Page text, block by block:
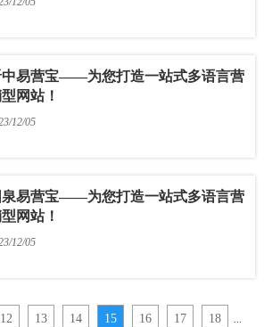
中易营宝——为您打造一站式多语言营
网站！
12/05
泉易营宝——为您打造一站式多语言营
网站！
12/05
12 13 14 15 16 17 18 ...